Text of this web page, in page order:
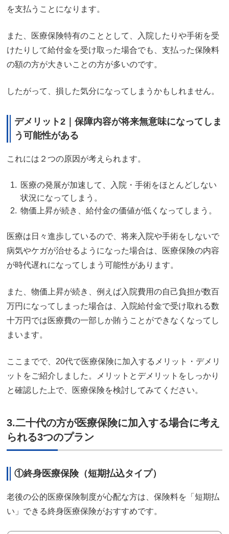
を支払うことになります。
また、医療保険特有のこととして、入院したりや手術を受
けたりして給付金を受け取った場合でも、支払った保険料
の額の方が大きいことの方が多いのです。
したがって、損した気分になってしまうかもしれません。
デメリット2｜保障内容が将来無意味になってしま
う可能性がある
これには２つの原因が考えられます。
医療の発展が加速して、入院・手術をほとんどしない
状況になってしまう。
物価上昇が続き、給付金の価値が低くなってしまう。
医療は日々進歩しているので、将来入院や手術をしないで
病気やケガが治せるようになった場合は、医療保険の内容
が時代遅れになってしまう可能性があります。
また、物価上昇が続き、例えば入院費用の自己負担が数百
万円になってしまった場合は、入院給付金で受け取れる数
十万円では医療費の一部しか賄うことができなくなってし
まいます。
ここまでで、20代で医療保険に加入するメリット・デメリ
ットをご紹介しました。メリットとデメリットをしっかり
と確認した上で、医療保険を検討してみてください。
3.二十代の方が医療保険に加入する場合に考え
られる3つのプラン
①終身医療保険（短期払込タイプ）
老後の公的医療保険制度が心配な方は、保険料を「短期払
い」できる終身医療保険がおすすめです。